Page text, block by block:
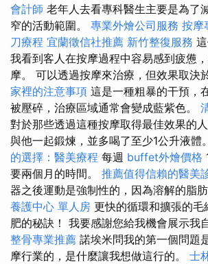
會計師 老年人去看專科醫生主要是為了
窄的活動範圍。 專業外燴公司服務 按摩
刀療程 宜蘭徵信社推薦 新竹整復服務
我看到客人在按摩過程中容易感到疲憊
摩。 可以透過按摩來治療，但效果取決
家裡的注意事項 這是一種粗暴的干預，
被壓碎，治療區域通常會變成藍紫色。
對於那些透過這種按摩取得最佳效果的
與他一起鍛煉，並多喝了至少1公升液體
的選擇：醫美療程 每週 buffet外燴價格
要兩個月的時間。 推薦值得信賴的醫美
器之後運動是強制性的，因為溶解的脂肪
養護中心 單人房 更快的循環和擴張的
肥的秘訣！ 我要感謝您給我機會展示我
整骨專業推薦 諾埃米問我的第一個問題
摩行業的，是什麼讓我想做這行的。 士